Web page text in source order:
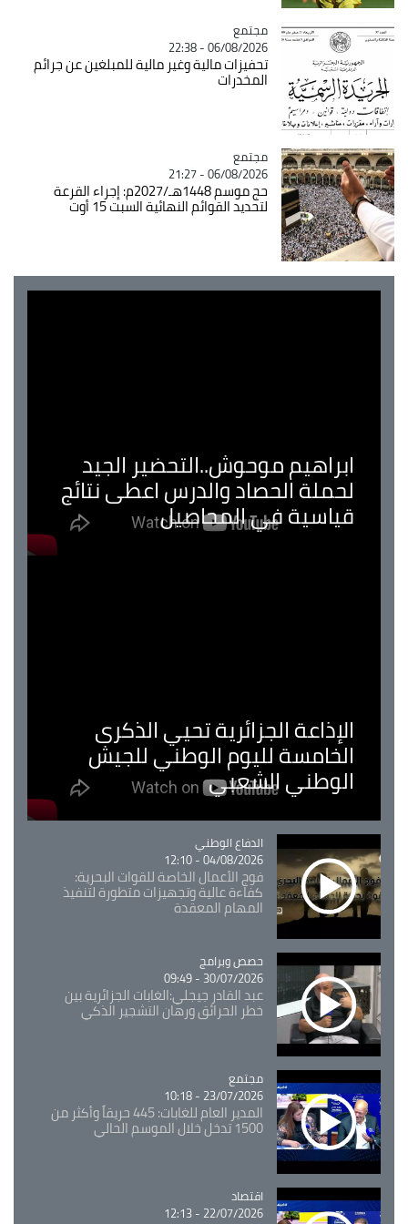
Catégorie
مجتمع
06/08/2026 - 22:38
تحفيزات مالية وغير مالية للمبلغين عن جرائم
المخدرات
Catégorie
مجتمع
06/08/2026 - 21:27
حج موسم 1448هـ/2027م: إجراء القرعة
لتحديد القوائم النهائية السبت 15 أوت
ابراهيم موحوش..التحضير الجيد
لحملة الحصاد والدرس اعطى نتائج
قياسية في المحاصيل
الإذاعة الجزائرية تحيي الذكرى
الخامسة لليوم الوطني للجيش
الوطني الشعبي
Catégorie
الدفاع الوطني
04/08/2026 - 12:10
فوج الأعمال الخاصة للقوات البحرية:
كفاءة عالية وتجهيزات متطورة لتنفيذ
المهام المعقدة
Catégorie
حصص وبرامج
30/07/2026 - 09:49
عبد القادر جيجلي:الغابات الجزائرية بين
خطر الحرائق ورهان التشجير الذكي
Catégorie
مجتمع
23/07/2026 - 10:18
المدير العام للغابات: 445 حريقاً وأكثر من
1500 تدخل خلال الموسم الحالي
Catégorie
اقتصاد
22/07/2026 - 12:13